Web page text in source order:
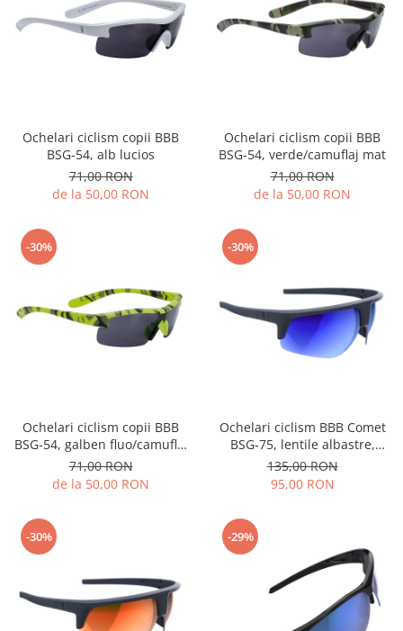
Ochelari ciclism copii BBB
BSG-54, alb lucios
71,00 RON
de la 50,00 RON
Ochelari ciclism copii BBB
BSG-54, verde/camuflaj mat
71,00 RON
de la 50,00 RON
-30%
Ochelari ciclism copii BBB
BSG-54, galben fluo/camuflaj
mat
71,00 RON
de la 50,00 RON
-30%
Ochelari ciclism BBB Comet
BSG-75, lentile albastre,
negru
135,00 RON
95,00 RON
-30% -29%